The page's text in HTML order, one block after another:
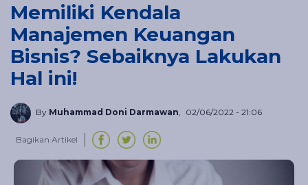
Solusi Usaha
Inspirasi
Harga
Blog
Memiliki Kendala
Manajemen Keuangan
Bisnis? Sebaiknya Lakukan
Hal ini!
By Muhammad Doni Darmawan, 02/06/2022 - 21:06
Bagikan Artikel